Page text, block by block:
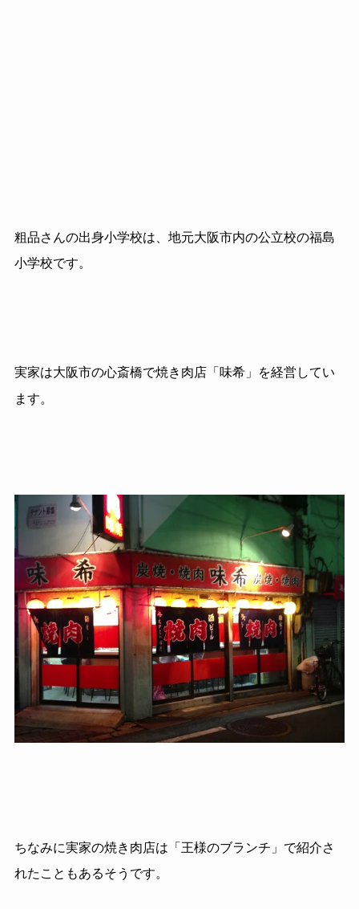
粗品さんの出身小学校は、地元大阪市内の公立校の福島
小学校です。
実家は大阪市の心斎橋で焼き肉店「味希」を経営してい
ます。
ちなみに実家の焼き肉店は「王様のブランチ」で紹介さ
れたこともあるそうです。